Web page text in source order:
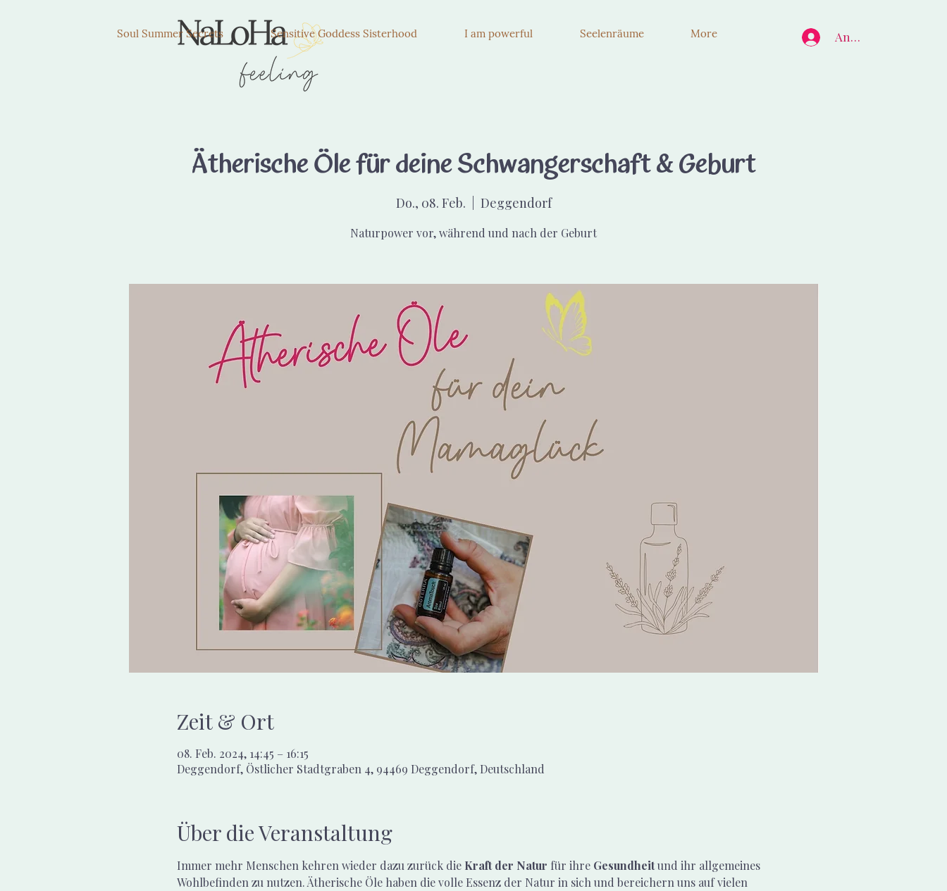
Soul Summer Secrets Sensitive Goddess Sisterhood I am powerful Seelenräume More Anmelden
Ätherische Öle für deine Schwangerschaft & Geburt
Do., 08. Feb. Deggendorf
Zeit & Ort
08. Feb. 2024, 14:45 – 16:15
Deggendorf, Östlicher Stadtgraben 4, 94469 Deggendorf, Deutschland
Über die Veranstaltung
Immer mehr Menschen kehren wieder dazu zurück die Kraft der Natur für ihre Gesundheit und ihr allgemeines
Wohlbefinden zu nutzen. Ätherische Öle haben die volle Essenz der Natur in sich und bereichern uns auf vielen